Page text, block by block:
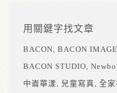
用關鍵字找文章
BACON BACON IMAGE
BACON STUDIO
中崙華漾
兒童寫真 全家